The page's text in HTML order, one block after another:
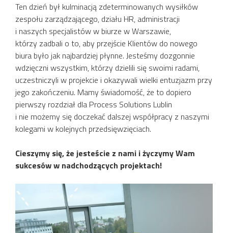
Ten dzień był kulminacją zdeterminowanych wysiłków
zespołu zarządzającego, działu HR, administracji
i naszych specjalistów w biurze w Warszawie,
którzy zadbali o to, aby przejście Klientów do nowego
biura było jak najbardziej płynne. Jesteśmy dozgonnie
wdzięczni wszystkim, którzy dzielili się swoimi radami,
uczestniczyli w projekcie i okazywali wielki entuzjazm przy
jego zakończeniu. Mamy świadomość, że to dopiero
pierwszy rozdział dla Process Solutions Lublin
i nie możemy się doczekać dalszej współpracy z naszymi
kolegami w kolejnych przedsięwzięciach.
Cieszymy się, że jesteście z nami i życzymy Wam
sukcesów w nadchodzących projektach!